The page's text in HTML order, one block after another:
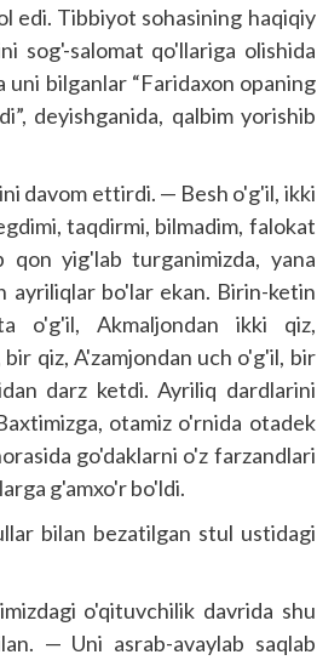
edi. Tibbiyot sohasining haqiqiy
sog'-salomat qo'llariga olishida
bilganlar “Faridaxon opaning
deyishganida, qalbim yorishib
davom ettirdi. — Besh o'g'il, ikki
taqdirmi, bilmadim, falokat
qon yig'lab turganimizda, yana
ayriliqlar bo'lar ekan. Birin-ketin
o'g'il, Akmaljondan ikki qiz,
qiz, A'zamjondan uch o'g'il, bir
darz ketdi. Ayriliq dardlarini
otamiz o'rnida otadek
go'daklarni o'z farzandlari
g'amxo'r bo'ldi.
bilan bezatilgan stul ustidagi
o'qituvchilik davrida shu
— Uni asrab-avaylab saqlab